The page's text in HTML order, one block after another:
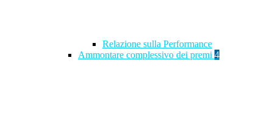
Relazione sulla Performance
Ammontare complessivo dei premi 4